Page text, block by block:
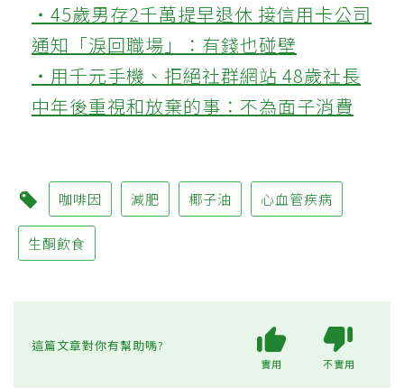
‧45歲男存2千萬提早退休 接信用卡公司
通知「淚回職場」：有錢也碰壁
‧用千元手機、拒絕社群網站 48歲社長
中年後重視和放棄的事：不為面子消費
咖啡因 減肥 椰子油 心血管疾病
生酮飲食
這篇文章對你有幫助嗎?
實用 不實用